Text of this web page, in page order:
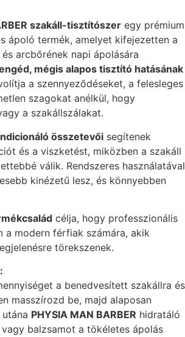
szakáll-tisztítószer egy prémium
ápoló termék, amelyet kifejezetten a
arcbőrének napi ápolására
mégis alapos tisztító hatásának
a szennyeződéseket, a felesleges
szagokat anélkül, hogy
a szakállszálakat.
összetevői segítenek
és a viszketést, miközben a szakáll
válik. Rendszeres használatával
kinézetű lesz, és könnyebben
célja, hogy professzionális
a modern férfiak számára, akik
törekszenek.
a benedvesített szakállra és
masszírozd be, majd alaposan
PHYSIA MAN BARBER hidratáló
balzsamot a tökéletes ápolás